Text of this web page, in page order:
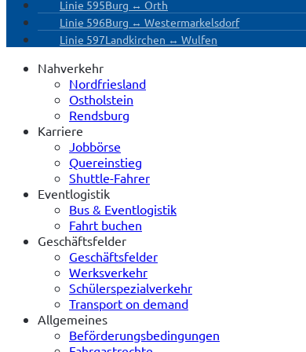
Linie 595Burg ↔ Orth
Linie 596Burg ↔ Westermarkelsdorf
Linie 597Landkirchen ↔ Wulfen
Nahverkehr
Nordfriesland
Ostholstein
Rendsburg
Karriere
Jobbörse
Quereinstieg
Shuttle-Fahrer
Eventlogistik
Bus & Eventlogistik
Fahrt buchen
Geschäftsfelder
Geschäftsfelder
Werksverkehr
Schülerspezialverkehr
Transport on demand
Allgemeines
Beförderungsbedingungen